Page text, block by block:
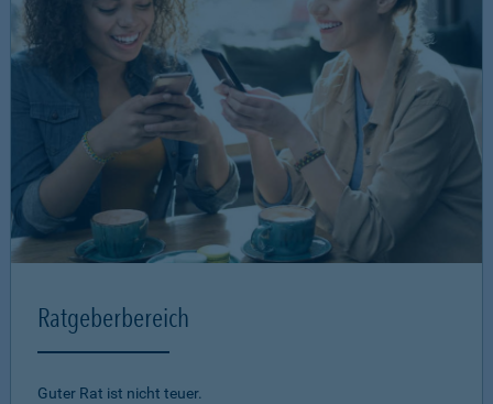
Ratgeberbereich
Guter Rat ist nicht teuer.